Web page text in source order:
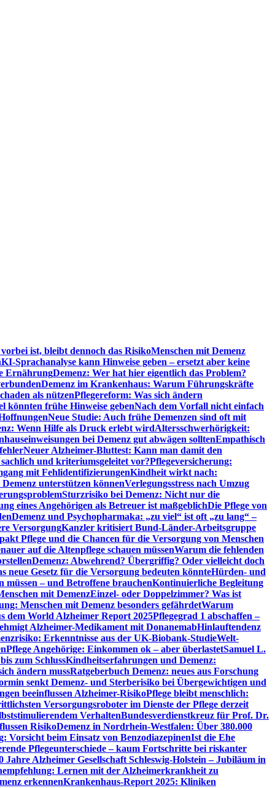
ist, bleibt dennoch das RisikoMenschen mit Demenz
KI-Sprachanalyse kann Hinweise geben – ersetzt aber keine
ErnährungDemenz: Wer hat hier eigentlich das Problem?
Demenz im Krankenhaus: Warum Führungskräfte
als nützenPflegereform: Was sich ändern
könnten frühe Hinweise gebenNach dem Vorfall nicht einfach
Neue Studie: Auch frühe Demenzen sind oft mit
Wenn Hilfe als Druck erlebt wirdAltersschwerhörigkeit:
bei Demenz gut abwägen solltenEmpathisch
Neuer Alzheimer-Bluttest: Kann man damit den
und kriteriumsgeleitet vor?Pflegeversicherung:
mit FehlidentifizierungenKindheit wirkt nach:
unterstützen könnenVerlegungsstress nach Umzug
Sturzrisiko bei Demenz: Nicht nur die
eines Angehörigen als Betreuer ist maßgeblichDie Pflege von
Demenz und Psychopharmaka: „zu viel“ ist oft „zu lang“ –
VersorgungKanzler kritisiert Bund-Länder-Arbeitsgruppe
Pflege und die Chancen für die Versorgung von Menschen
auf die Altenpflege schauen müssenWarum die fehlenden
Demenz: Abwehrend? Übergriffig? Oder vielleicht doch
neue Gesetz für die Versorgung bedeuten könnteHürden- und
– und Betroffene brauchenKontinuierliche Begleitung
mit DemenzEinzel- oder Doppelzimmer? Was ist
Menschen mit Demenz besonders gefährdetWarum
dem World Alzheimer Report 2025Pflegegrad 1 abschaffen –
Alzheimer-Medikament mit DonanemabHinlauftendenz
Erkenntnisse aus der UK-Biobank-StudieWelt-
Pflege Angehörige: Einkommen ok – aber überlastetSamuel L.
zum SchlussKindheitserfahrungen und Demenz:
ändern mussRatgeberbuch Demenz: neues aus Forschung
senkt Demenz- und Sterberisiko bei Übergewichtigen und
beeinflussen Alzheimer-RisikoPflege bleibt menschlich:
Versorgungsroboter im Dienste der Pflege derzeit
VerhaltenBundesverdienstkreuz für Prof. Dr.
RisikoDemenz in Nordrhein-Westfalen: Über 380.000
Vorsicht beim Einsatz von BenzodiazepinenIst die Ehe
Pflegeunterschiede – kaum Fortschritte bei riskanter
Jahre Alzheimer Gesellschaft Schleswig-Holstein – Jubiläum in
Lernen mit der Alzheimerkrankheit zu
erkennenKrankenhaus-Report 2025: Kliniken